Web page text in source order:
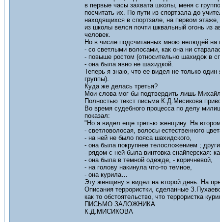
в первые часы захвата школы, меня с
посчитать их. По пути из спортзала до
находящихся в спортзале, на первом
из школы велся почти шквальный огонь из
человек.
Но в числе подсчитанных мною нелюдей на
- со светлыми волосами, как она ни
- повыше ростом (относительно шахидок в
- она была явно не шахидкой.
Теперь я знаю, что ее видел не только
группы).
Куда же делась третья?
Мои слова мог бы подтвердить лишь
Полностью текст письма К.Д.Мисикова
Во время судебного процесса по делу
показал:
"Но я видел еще третью женщину. На
- светловолосая, волосы естественного
- на ней не было пояса шахидского,
- она была покрупнее телосложением ;
- рядом с ней была винтовка снайперская:
- она была в темной одежде, - коричневой,
- на голову накинула что-то темное,
- она курила…
Эту женщину я видел на второй день. На
Описания террористки, сделанные
как то обстоятельство, что террористка
ПИСЬМО ЗАЛОЖНИКА
К.Д.МИСИКОВА